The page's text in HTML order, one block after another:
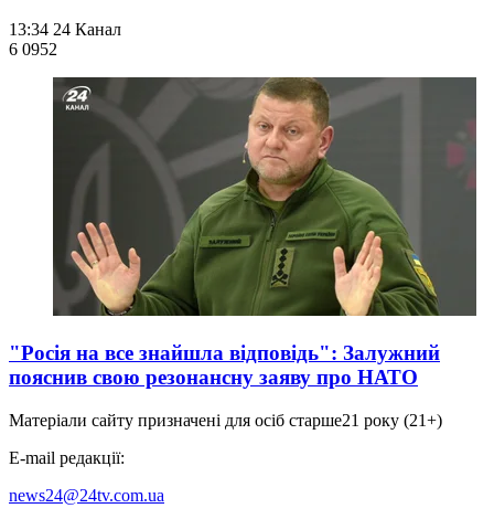
13:34 24 Канал
6 0952
"Росія на все знайшла відповідь": Залужний
пояснив свою резонансну заяву про НАТО
Матеріали сайту призначені для осіб старше21 року (21+)
E-mail редакції:
news24@24tv.com.ua